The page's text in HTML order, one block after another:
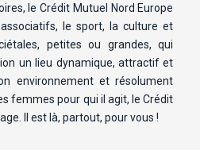
le Crédit Mutuel Nord Europe
le sport, la culture et
petites ou grandes, qui
un lieu dynamique, attractif et
environnement et résolument
femmes pour qui il agit, le Crédit
Il est là, partout, pour vous !